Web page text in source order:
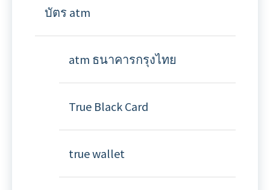
บัตร atm
atm ธนาคารกรุงไทย
True Black Card
true wallet